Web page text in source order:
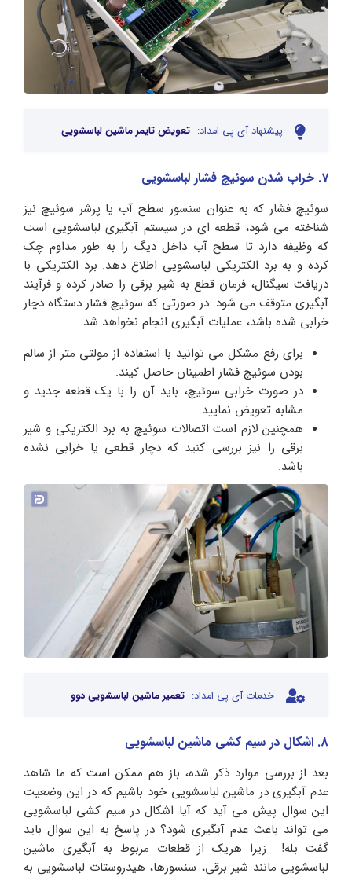
پیشنهاد آی پی امداد: تعویض تایمر ماشین لباسشویی
7. خراب شدن سوئیچ فشار لباسشویی
سوئیچ فشار که به عنوان سنسور سطح آب یا پرشر سوئیچ نیز
شناخته می‌ شود، قطعه‌ ای در سیستم آبگیری لباسشویی است
که وظیفه دارد تا سطح آب داخل دیگ را به طور مداوم چک
کرده و به برد الکتریکی لباسشویی اطلاع دهد. برد الکتریکی با
دریافت سیگنال، فرمان قطع به شیر برقی را صادر کرده و فرآیند
آبگیری متوقف می‌ شود. در صورتی که سوئیچ فشار دستگاه دچار
خرابی شده باشد، عملیات آبگیری انجام نخواهد شد.
برای رفع مشکل می توانید با استفاده از مولتی‌ متر از سالم
بودن سوئیچ فشار اطمینان حاصل کیند.
در صورت خرابی سوئیچ، باید آن را با یک قطعه جدید و
مشابه تعویض نمایید.
همچنین لازم است اتصالات سوئیچ به برد الکتریکی و شیر
برقی را نیز بررسی کنید که دچار قطعی یا خرابی نشده
باشد.
خدمات آی پی امداد: تعمیر ماشین لباسشویی دوو
8. اشکال در سیم کشی ماشین لباسشویی
بعد از بررسی موارد ذکر شده، باز هم ممکن است که ما شاهد
عدم آبگیری در ماشین لباسشویی خود باشیم که در این وضعیت
این سوال پیش می آید که آیا اشکال در سیم کشی لباسشویی
می تواند باعث عدم آبگیری شود؟ در پاسخ به این سوال باید
گفت بله! زیرا هریک از قطعات مربوط به آبگیری ماشین
لباسشویی مانند شیر برقی، سنسورها، هیدروستات لباسشویی به